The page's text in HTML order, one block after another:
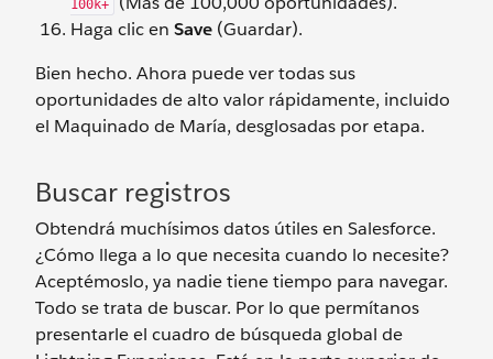
100k+
Haga clic en Save (Guardar).
Bien hecho. Ahora puede ver todas sus
oportunidades de alto valor rápidamente, incluido
el Maquinado de María, desglosadas por etapa.
Buscar registros
Obtendrá muchísimos datos útiles en Salesforce.
¿Cómo llega a lo que necesita cuando lo necesite?
Aceptémoslo, ya nadie tiene tiempo para navegar.
Todo se trata de buscar. Por lo que permítanos
presentarle el cuadro de búsqueda global de